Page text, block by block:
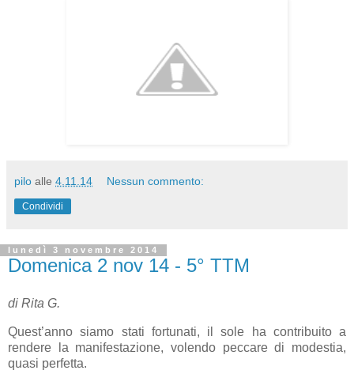
pilo alle 4.11.14 Nessun commento:
Condividi
lunedì 3 novembre 2014
Domenica 2 nov 14 - 5° TTM
di Rita G.
Quest’anno siamo stati fortunati, il sole ha contribuito a
rendere la manifestazione, volendo peccare di modestia,
quasi perfetta.